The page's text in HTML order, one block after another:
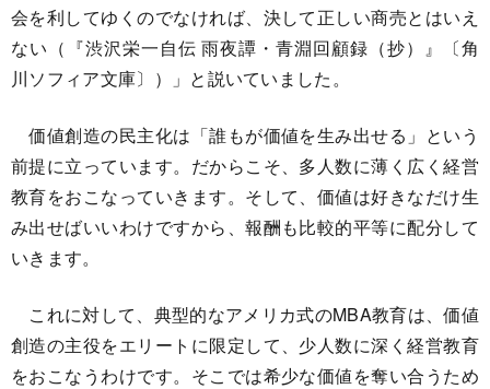
会を利してゆくのでなければ、決して正しい商売とはいえ
ない（『渋沢栄一自伝 雨夜譚・青淵回顧録（抄）』〔角
川ソフィア文庫〕）」と説いていました。
価値創造の民主化は「誰もが価値を生み出せる」という
前提に立っています。だからこそ、多人数に薄く広く経営
教育をおこなっていきます。そして、価値は好きなだけ生
み出せばいいわけですから、報酬も比較的平等に配分して
いきます。
これに対して、典型的なアメリカ式のMBA教育は、価値
創造の主役をエリートに限定して、少人数に深く経営教育
をおこなうわけです。そこでは希少な価値を奪い合うため